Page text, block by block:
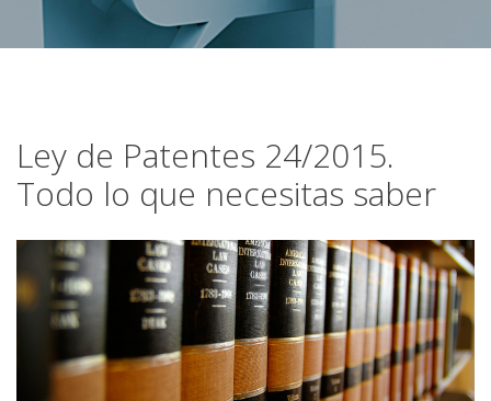
Ley de Patentes 24/2015.
Todo lo que necesitas saber